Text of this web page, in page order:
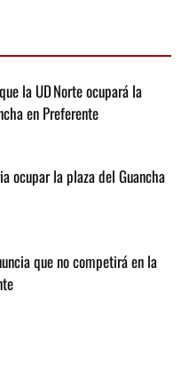
la UD Norte ocupará la
en Preferente
ocupar la plaza del Guancha
que no competirá en la